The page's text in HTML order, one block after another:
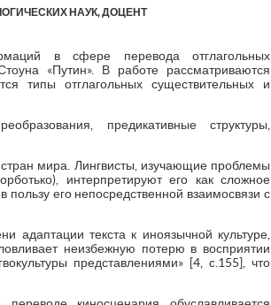
НАУК, ДОЦЕНТ
в сфере перевода отглагольных
«Путин». В работе рассматриваются
типы отглагольных существительных и
предикативные структуры,
мира. Лингвисты, изучающие проблемы
интерпретируют его как сложное
его непосредственной взаимосвязи с
адаптации текста к иноязычной культуре,
неизбежную потерю в восприятии
представлениями» [4, c.155], что